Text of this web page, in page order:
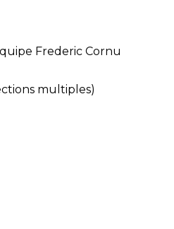
Frederic Cornu
multiples)